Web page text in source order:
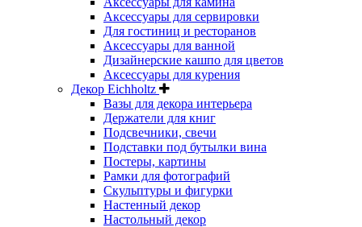
Аксессуары для сервировки
Для гостиниц и ресторанов
Аксессуары для ванной
Дизайнерские кашпо для цветов
Аксессуары для курения
Декор Eichholtz
Вазы для декора интерьера
Держатели для книг
Подсвечники, свечи
Подставки под бутылки вина
Постеры, картины
Рамки для фотографий
Скульптуры и фигурки
Настенный декор
Настольный декор